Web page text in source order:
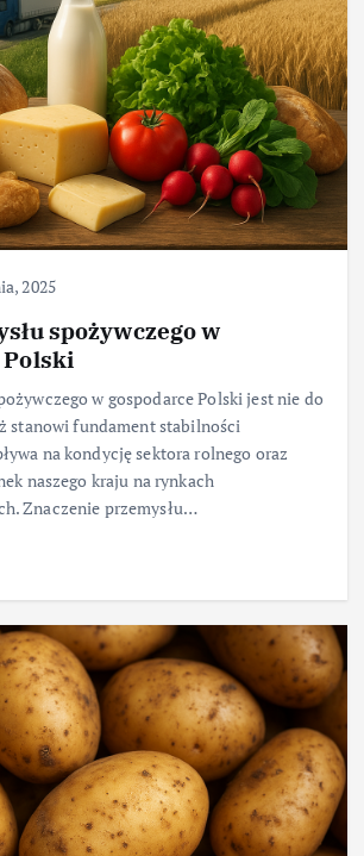
2025
spożywczego w
Polski
w gospodarce Polski jest nie do
stanowi fundament stabilności
na kondycję sektora rolnego oraz
naszego kraju na rynkach
Znaczenie przemysłu…